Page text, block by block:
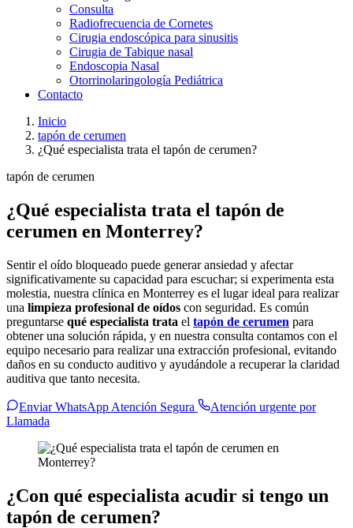
Consulta
Radiofrecuencia de Cornetes
Cirugia endoscópica para sinusitis
Cirugia de Tabique nasal
Endoscopia Nasal
Otorrinolaringología Pediátrica
Contacto
Inicio
tapón de cerumen
¿Qué especialista trata el tapón de cerumen?
tapón de cerumen
¿Qué especialista trata el tapón de
cerumen en Monterrey?
Sentir el oído bloqueado puede generar ansiedad y afectar
significativamente su capacidad para escuchar; si experimenta esta
molestia, nuestra clínica en Monterrey es el lugar ideal para realizar
una limpieza profesional de oídos con seguridad. Es común
preguntarse qué especialista trata el tapón de cerumen para
obtener una solución rápida, y en nuestra consulta contamos con el
equipo necesario para realizar una extracción profesional, evitando
daños en su conducto auditivo y ayudándole a recuperar la claridad
auditiva que tanto necesita.
Enviar WhatsApp Atención Segura
Atención urgente por
Llamada
¿Con qué especialista acudir si tengo un
tapón de cerumen?